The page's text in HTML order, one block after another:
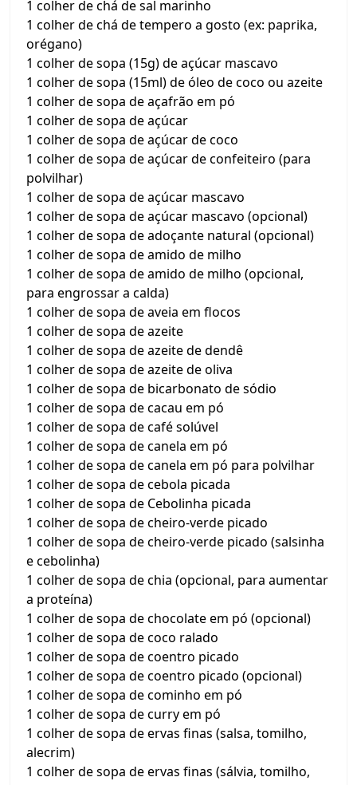
1 colher de chá de sal marinho
1 colher de chá de tempero a gosto (ex: paprika,
orégano)
1 colher de sopa (15g) de açúcar mascavo
1 colher de sopa (15ml) de óleo de coco ou azeite
1 colher de sopa de açafrão em pó
1 colher de sopa de açúcar
1 colher de sopa de açúcar de coco
1 colher de sopa de açúcar de confeiteiro (para
polvilhar)
1 colher de sopa de açúcar mascavo
1 colher de sopa de açúcar mascavo (opcional)
1 colher de sopa de adoçante natural (opcional)
1 colher de sopa de amido de milho
1 colher de sopa de amido de milho (opcional,
para engrossar a calda)
1 colher de sopa de aveia em flocos
1 colher de sopa de azeite
1 colher de sopa de azeite de dendê
1 colher de sopa de azeite de oliva
1 colher de sopa de bicarbonato de sódio
1 colher de sopa de cacau em pó
1 colher de sopa de café solúvel
1 colher de sopa de canela em pó
1 colher de sopa de canela em pó para polvilhar
1 colher de sopa de cebola picada
1 colher de sopa de Cebolinha picada
1 colher de sopa de cheiro-verde picado
1 colher de sopa de cheiro-verde picado (salsinha
e cebolinha)
1 colher de sopa de chia (opcional, para aumentar
a proteína)
1 colher de sopa de chocolate em pó (opcional)
1 colher de sopa de coco ralado
1 colher de sopa de coentro picado
1 colher de sopa de coentro picado (opcional)
1 colher de sopa de cominho em pó
1 colher de sopa de curry em pó
1 colher de sopa de ervas finas (salsa, tomilho,
alecrim)
1 colher de sopa de ervas finas (sálvia, tomilho,